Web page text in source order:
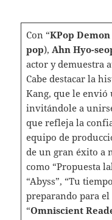
Con “KPop
pop), Ahn Hyo-
actor y demuestra
Cabe destacar la
Kang, que le envió
invitándole a
que refleja la
equipo de
de un gran éxito a
como “Propuesta
“Abyss”, “Tu
preparando para
“Omniscient